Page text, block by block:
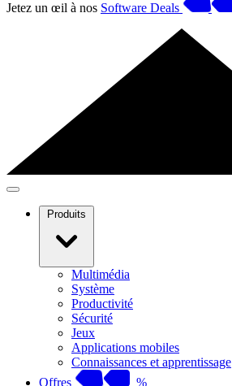
Jetez un œil à nos Software Deals
Produits
Multimédia
Système
Productivité
Sécurité
Jeux
Applications mobiles
Connaissances et apprentissage
Offres
%